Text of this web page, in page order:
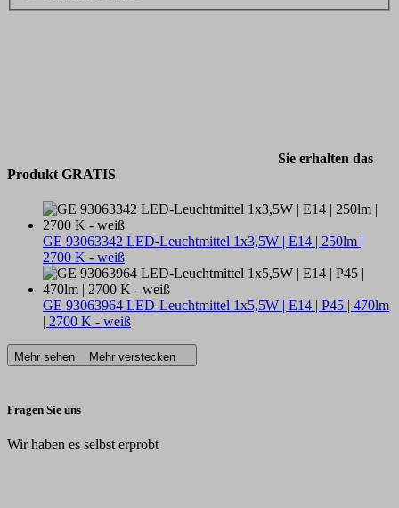
Sie erhalten das
Produkt GRATIS
GE 93063342 LED-Leuchtmittel 1x3,5W | E14 | 250lm |
2700 K - weiß
GE 93063964 LED-Leuchtmittel 1x5,5W | E14 | P45 | 470lm
| 2700 K - weiß
Mehr sehen Mehr verstecken
Fragen Sie uns
Wir haben es selbst erprobt